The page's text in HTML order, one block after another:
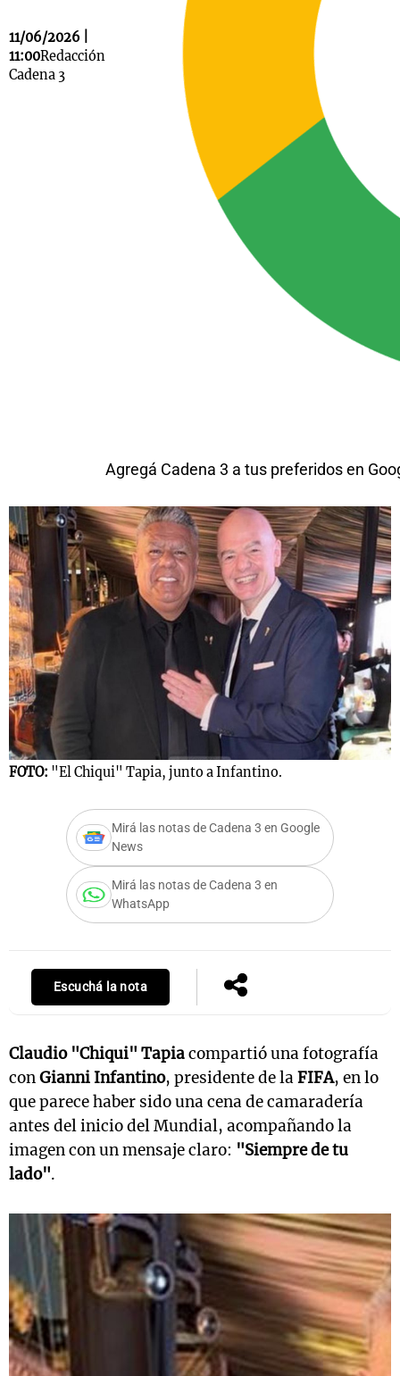
11/06/2026 |
11:00Redacción
Cadena 3
Agregá Cadena 3 a tus preferidos en
FOTO: "El Chiqui" Tapia, junto a Infantino.
Mirá las notas de Cadena 3 en Google
News
Mirá las notas de Cadena 3 en
WhatsApp
Escuchá la nota
Claudio "Chiqui" Tapiacompartió una fotografía
conGianni Infantino, presidente de laFIFA, en lo
que parece haber sido una cena de camaradería
antes del inicio del Mundial, acompañando la
imagen con un mensaje claro: "Siempre de tu
lado".